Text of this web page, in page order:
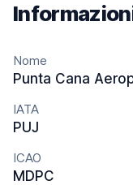
Nome
Punta Cana
IATA
PUJ
ICAO
MDPC